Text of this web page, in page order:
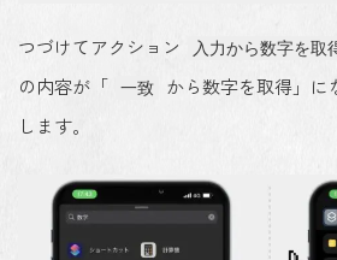
つづけてアクション 入力から数字を取
の内容が「
一致
から数字を取得」
します。